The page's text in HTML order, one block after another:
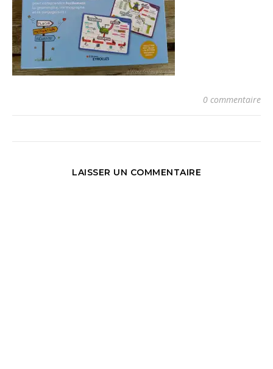
0 commentaire
LAISSER UN COMMENTAIRE